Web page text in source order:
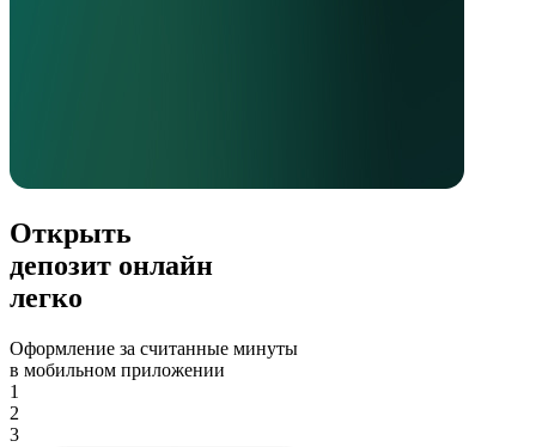
Открыть
депозит онлайн
легко
Оформление за считанные минуты
в мобильном приложении
1
2
3